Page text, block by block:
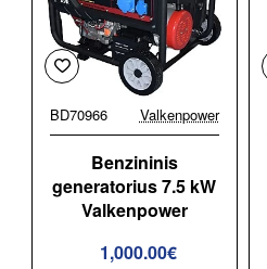
BD70966 Valkenpower
Benzininis
generatorius 7.5 kW
Valkenpower
1,000.00€